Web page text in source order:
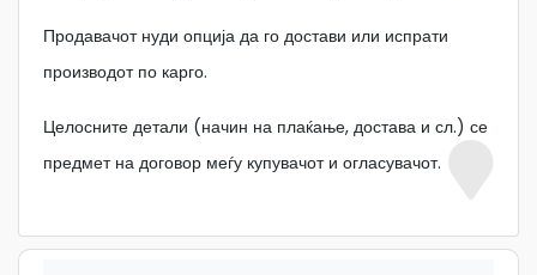
Продавачот нуди опција да го достави или испрати
производот по карго.
Целосните детали (начин на плаќање, достава и сл.) се
предмет на договор меѓу купувачот и огласувачот.